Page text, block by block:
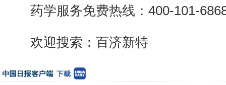
药学服务免费热线：400-101-
欢迎搜索：百济新特